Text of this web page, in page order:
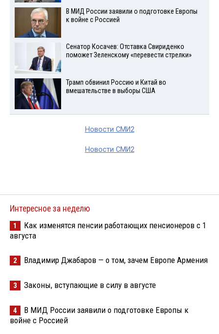
В МИД России заявили о подготовке Европы
к войне с Россией
Сенатор Косачев: Отставка Свириденко
поможет Зеленскому «перевести стрелки»
Трамп обвинил Россию и Китай во
вмешательстве в выборы США
Новости СМИ2
Новости СМИ2
Интересное за неделю
1
Как изменятся пенсии работающих пенсионеров с 1
августа
2 Владимир Джабаров — о том, зачем Европе Армения
3 Законы, вступающие в силу в августе
4
В МИД России заявили о подготовке Европы к
войне с Россией